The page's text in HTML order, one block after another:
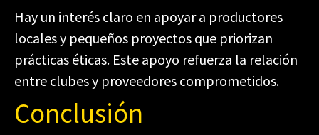
Hay un interés claro en apoyar a productores
locales y pequeños proyectos que priorizan
prácticas éticas. Este apoyo refuerza la relación
entre clubes y proveedores comprometidos.
Conclusión